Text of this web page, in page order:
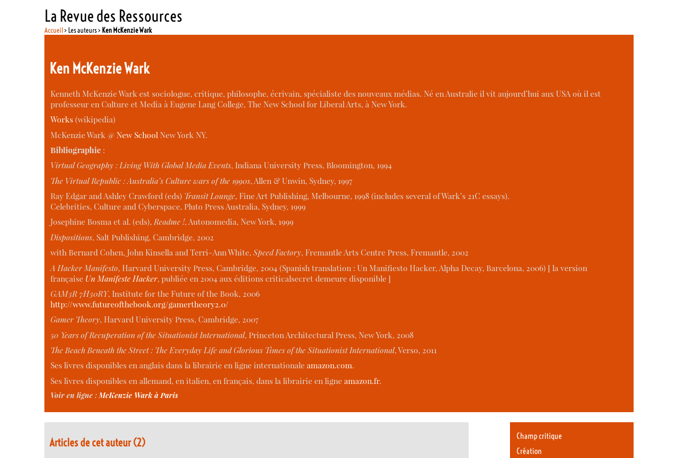
La Revue des Ressources
Accueil> Les auteurs > Ken McKenzie Wark
Ken McKenzie Wark
Kenneth McKenzie Wark est sociologue, critique, philosophe, écrivain, spécialiste des nouveaux médias. Né en Australie il vit aujourd’hui aux USA où il est
professeur en Culture et Media à Eugene Lang College, The New School for Liberal Arts, à New York.
Works(wikipedia)
McKenzie Wark @New School New York NY.
Bibliographie:
Virtual Geography : Living With Global Media Events, Indiana University Press, Bloomington, 1994
The Virtual Republic : Australia’s Culture wars of the 1990s, Allen & Unwin, Sydney, 1997
Ray Edgar and Ashley Crawford (eds) Transit Lounge, Fine Art Publishing, Melbourne, 1998 (includes several of Wark’s 21C essays).
Celebrities, Culture and Cyberspace, Pluto Press Australia, Sydney, 1999
Josephine Bosma et al. (eds),Readme !, Autonomedia, New York, 1999
Dispositions, Salt Publishing, Cambridge, 2002
with Bernard Cohen, John Kinsella and Terri-Ann White,Speed Factory, Fremantle Arts Centre Press, Fremantle, 2002
A Hacker Manifesto, Harvard University Press, Cambridge, 2004 (Spanish translation : Un Manifiesto Hacker, Alpha Decay, Barcelona, 2006) [ la version
française Un Manifeste Hacker, publiée en 2004 aux éditions criticalsecret demeure disponible ]
GAM3R 7H30RY, Institute for the Future of the Book, 2006
http://www.futureofthebook.org/gamertheory2.0/
Gamer Theory, Harvard University Press, Cambridge, 2007
50 Years of Recuperation of the Situationist International, Princeton Architectural Press, New York, 2008
The Beach Beneath the Street : The Everyday Life and Glorious Times of the Situationist International, Verso, 2011
Ses livres disponibles en anglais dans la librairie en ligne internationale amazon.com.
Ses livres disponibles en allemand, en italien, en français, dans la librairie en ligne amazon.fr.
Voir en ligne :McKenzie Wark à Paris
Articles de cet auteur (2)
Champ critique
Création